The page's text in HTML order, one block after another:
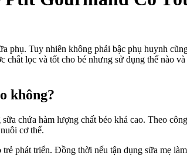
phụ. Tuy nhiên không phải bậc phụ huynh
lọc và tốt cho bé nhưng sử dụng thế nào
không?
chứa hàm lượng chất béo khá cao. Theo
cơ thể.
phát triển. Đồng thời nếu tận dụng sữa mẹ